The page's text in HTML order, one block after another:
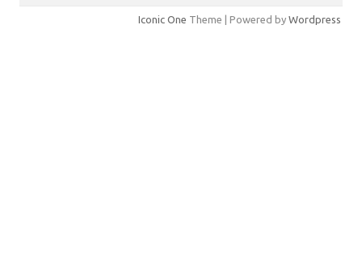
Iconic One Theme | Powered by Wordpress